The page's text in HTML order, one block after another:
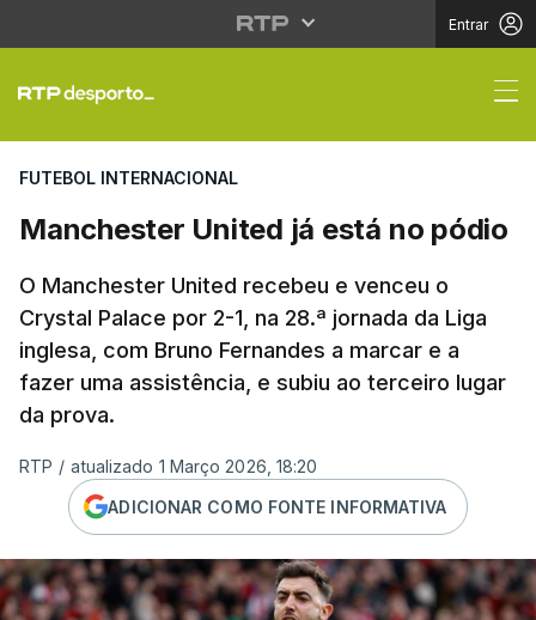
Entrar
Manchester United já
FUTEBOL INTERNACIONAL
Manchester United já está no pódio
O Manchester United recebeu e venceu o
Crystal Palace por 2-1, na 28.ª jornada da Liga
inglesa, com Bruno Fernandes a marcar e a
fazer uma assistência, e subiu ao terceiro lugar
da prova.
RTP / atualizado 1 Março 2026, 18:20
ADICIONAR COMO FONTE INFORMATIVA